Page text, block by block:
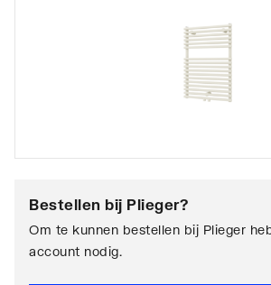
Bestellen bij Plieger?
Om te kunnen bestellen bij Plieger
account nodig.